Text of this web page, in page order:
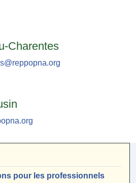
Charentes
pour les professionnels